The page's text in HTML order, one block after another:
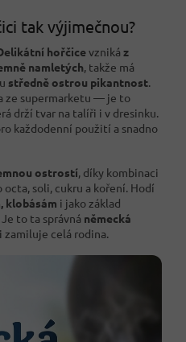
tak výjimečnou?
hořčicevzniká z
namletých, takže má
středně ostrou pikantnost.
ze supermarketu — je to
drží tvar na talíři i v dresinku.
každodenní použití a snadno
ostrostí, díky kombinaci
soli, cukru a koření. Hodí
klobásám i jako základ
Je to ta správná německá
zamiluje celá rodina.